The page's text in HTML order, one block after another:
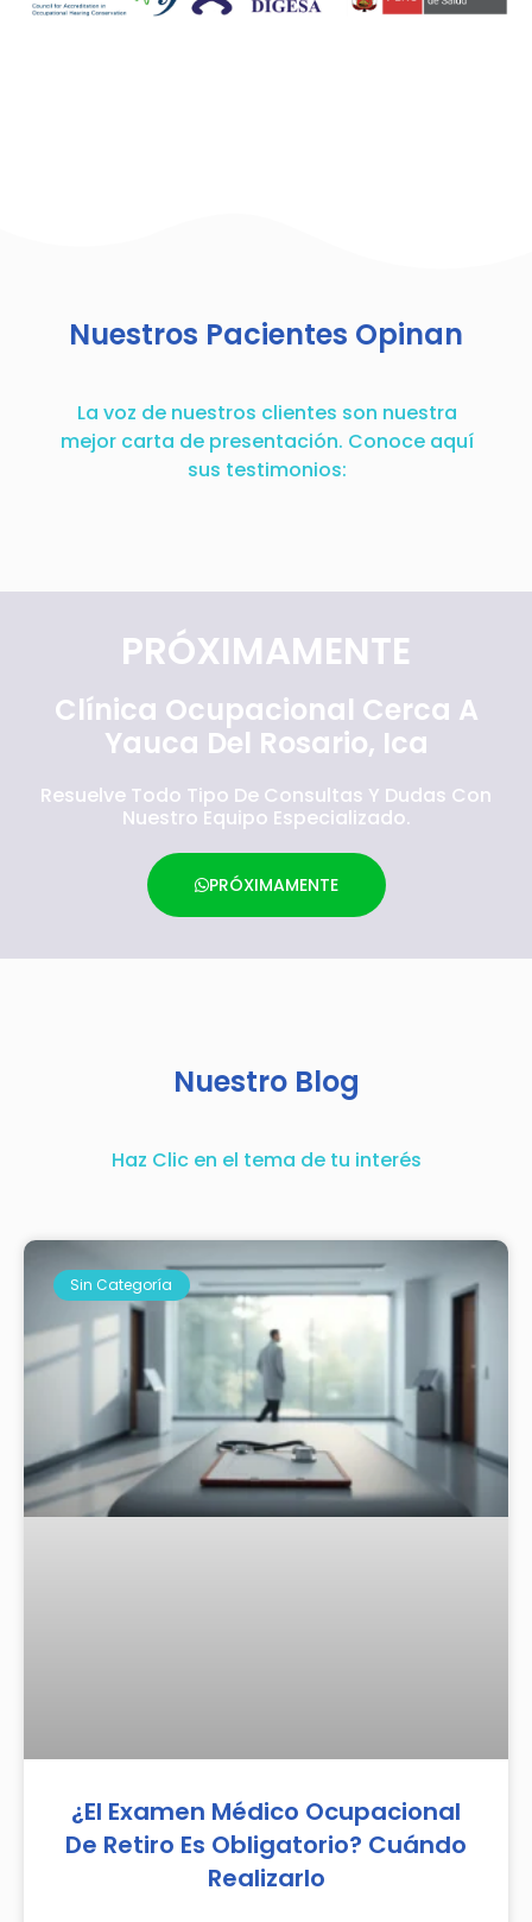
Nuestros Pacientes Opinan
La voz de nuestros clientes son nuestra
mejor carta de presentación. Conoce aquí
sus testimonios:
PRÓXIMAMENTE
Clínica Ocupacional Cerca A
Yauca Del Rosario, Ica
Resuelve Todo Tipo De Consultas Y Dudas Con
Nuestro Equipo Especializado.
PRÓXIMAMENTE
Nuestro Blog
Haz Clic en el tema de tu interés
Sin Categoría
¿El Examen Médico Ocupacional
De Retiro Es Obligatorio? Cuándo
Realizarlo